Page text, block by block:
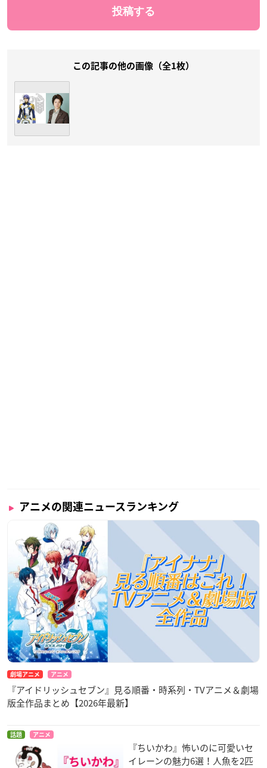
この記事の他の画像（全1枚）
アニメの関連ニュースランキング
劇場アニメ アニメ
『アイドリッシュセブン』見る順番・時系列・TVアニメ＆劇場
版全作品まとめ【2026年最新】
話題 アニメ
『ちいかわ』怖いのに可愛いセ
イレーンの魅力6選！人魚を2匹